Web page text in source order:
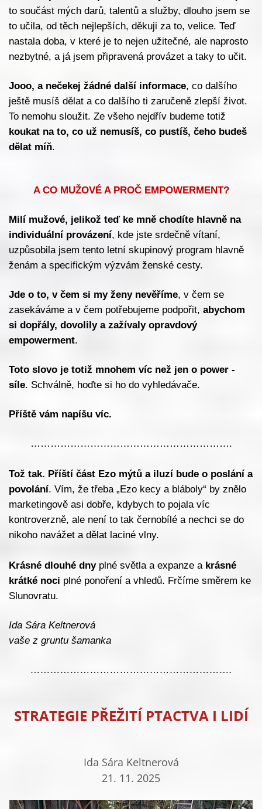
to součást mých darů, talentů a služby, dlouho jsem se
to učila, od těch nejlepších, děkuji za to, velice. Teď
nastala doba, v které je to nejen užitečné, ale naprosto
nezbytné, a já jsem připravená provázet a taky to učit.
Jooo, a nečekej žádné další informace, co dalšího
ještě musíš dělat a co dalšího ti zaručeně zlepší život.
To nemohu sloužit. Ze všeho nejdřív budeme totiž
koukat na to, co už nemusíš, co pustíš, čeho budeš
dělat míň.
A CO MUŽOVÉ A PROČ EMPOWERMENT?
Milí mužové, jelikož teď ke mně chodíte hlavně na
individuální provázení, kde jste srdečně vítaní,
uzpůsobila jsem tento letní skupinový program hlavně
ženám a specifickým výzvám ženské cesty.
Jde o to, v čem si my ženy nevěříme, v čem se
zasekáváme a v čem potřebujeme podpořit, abychom
si dopřály, dovolily a zažívaly opravdový
empowerment.
Toto slovo je totiž mnohem víc než jen o power -
síle. Schválně, hoďte si ho do vyhledávače.
Příště vám napíšu víc.
…………………………………………………….
Tož tak. Příští část Ezo mýtů a iluzí bude o poslání a
povolání. Vím, že třeba „Ezo kecy a bláboly“ by znělo
marketingově asi dobře, kdybych to pojala víc
kontroverzně, ale není to tak černobílé a nechci se do
nikoho navážet a dělat laciné vlny.
Krásné dlouhé dnyplné světla a expanze a krásné
krátké noci plné ponoření a vhledů. Frčíme směrem ke
Slunovratu.
Ida Sára Keltnerová
vaše z gruntu šamanka
…………………………………………………….
STRATEGIE PŘEŽITÍ PTACTVA I LIDÍ
Ida Sára Keltnerová
21. 11. 2025